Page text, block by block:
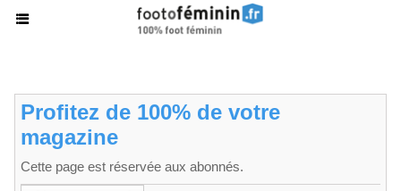
Profitez de 100% de votre
magazine
Cette page est réservée aux abonnés.